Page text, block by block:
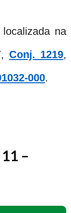
na
Conj. 1219,
000.
11 –